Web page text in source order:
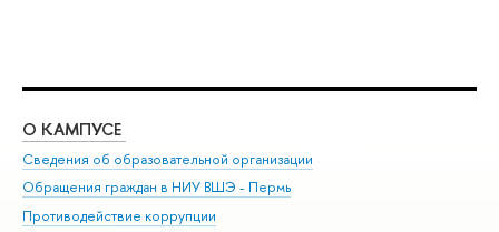
О КАМПУСЕ
Сведения об образовательной организации
Обращения граждан в НИУ ВШЭ - Пермь
Противодействие коррупции